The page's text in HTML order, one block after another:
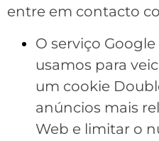
entre em contacto
O serviço
usamos para
um cookie
anúncios mais
Web e limitar o